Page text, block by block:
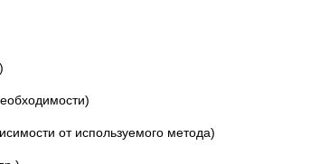
от используемого метода)